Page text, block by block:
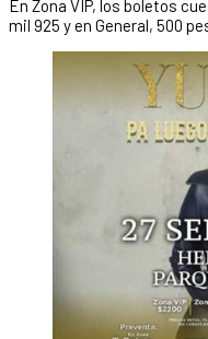
En Zona VIP, los boletos
mil 925 y en General, 500